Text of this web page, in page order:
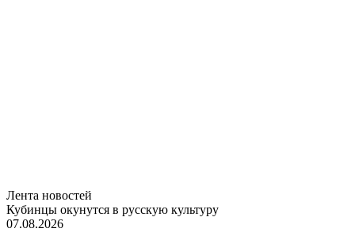
Лента новостей
Кубинцы окунутся в русскую культуру
07.08.2026